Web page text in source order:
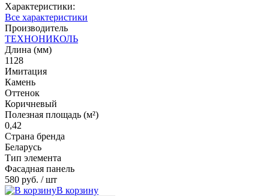
Характеристики:
Все характеристики
Производитель
ТЕХНОНИКОЛЬ
Длина (мм)
1128
Имитация
Камень
Оттенок
Коричневый
Полезная площадь (м²)
0,42
Страна бренда
Беларусь
Тип элемента
Фасадная панель
580 руб. / шт
В корзину